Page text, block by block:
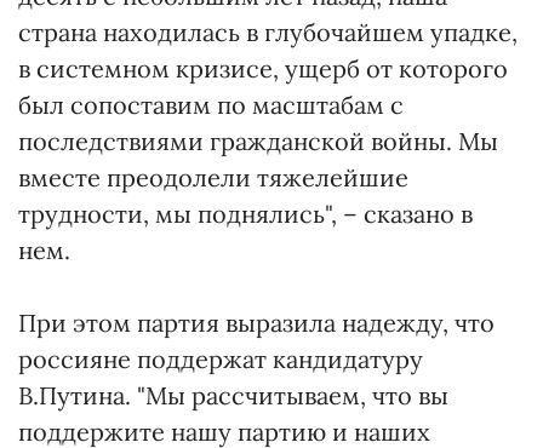
страна находилась в глубочайшем упадке,
в системном кризисе, ущерб от которого
был сопоставим по масштабам с
последствиями гражданской войны. Мы
вместе преодолели тяжелейшие
трудности, мы поднялись", – сказано в
нем.
При этом партия выразила надежду, что
россияне поддержат кандидатуру
В.Путина. "Мы рассчитываем, что вы
поддержите нашу партию и наших